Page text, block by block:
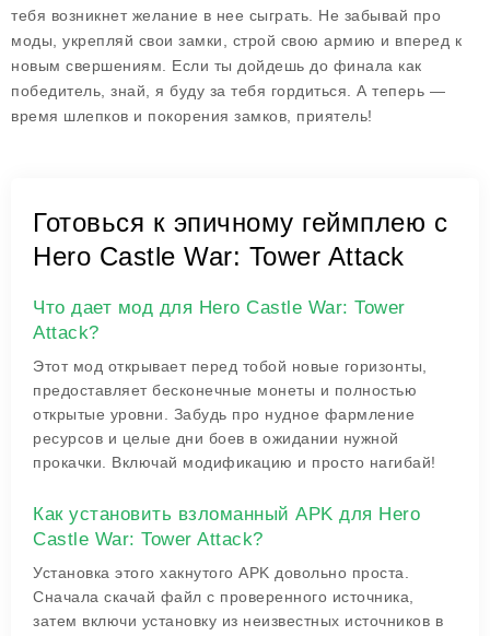
тебя возникнет желание в нее сыграть. Не забывай про
моды, укрепляй свои замки, строй свою армию и вперед к
новым свершениям. Если ты дойдешь до финала как
победитель, знай, я буду за тебя гордиться. А теперь —
время шлепков и покорения замков, приятель!
Готовься к эпичному геймплею с
Hero Castle War: Tower Attack
Что дает мод для Hero Castle War: Tower
Attack?
Этот мод открывает перед тобой новые горизонты,
предоставляет бесконечные монеты и полностью
открытые уровни. Забудь про нудное фармление
ресурсов и целые дни боев в ожидании нужной
прокачки. Включай модификацию и просто нагибай!
Как установить взломанный APK для Hero
Castle War: Tower Attack?
Установка этого хакнутого APK довольно проста.
Сначала скачай файл с проверенного источника,
затем включи установку из неизвестных источников в